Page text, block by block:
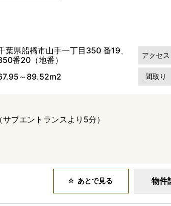
葉県船橋市山手一丁目350 番19、
番20（地番）
アクセス
～89.52m2 間取り
ブエントランスより5分）
あとで見る 物件